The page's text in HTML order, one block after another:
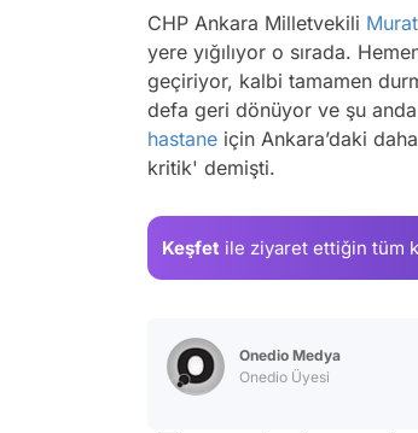
CHP Ankara Milletvekili
yere yığılıyor o sırada.
geçiriyor, kalbi tamamen
defa geri dönüyor ve şu
hastane için Ankara’daki
kritik' demişti.
Keşfet ile ziyaret ettiğin tüm
Onedio Medya
Onedio Üyesi